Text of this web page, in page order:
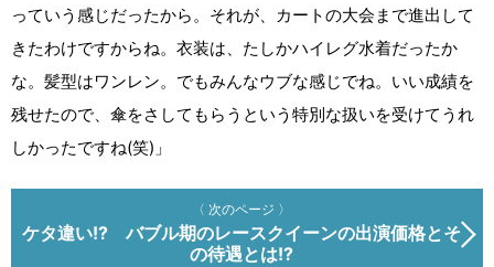
っていう感じだったから。それが、カートの大会まで進出して
きたわけですからね。衣装は、たしかハイレグ水着だったか
な。髪型はワンレン。でもみんなウブな感じでね。いい成績を
残せたので、傘をさしてもらうという特別な扱いを受けてうれ
しかったですね(笑)」
〈 次のページ 〉
ケタ違い!? バブル期のレースクイーンの出演価格とそ
の待遇とは!?